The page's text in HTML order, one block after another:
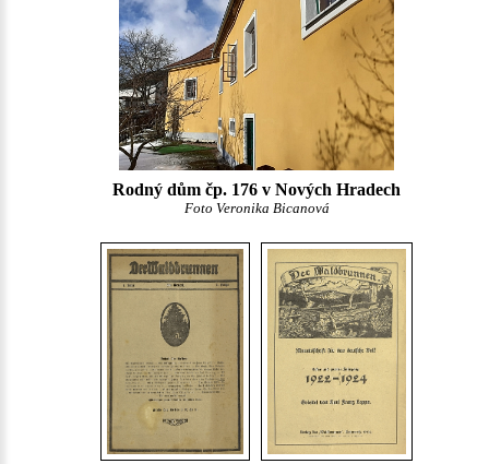
Rodný dům čp. 176 v Nových Hradech
Foto Veronika Bicanová